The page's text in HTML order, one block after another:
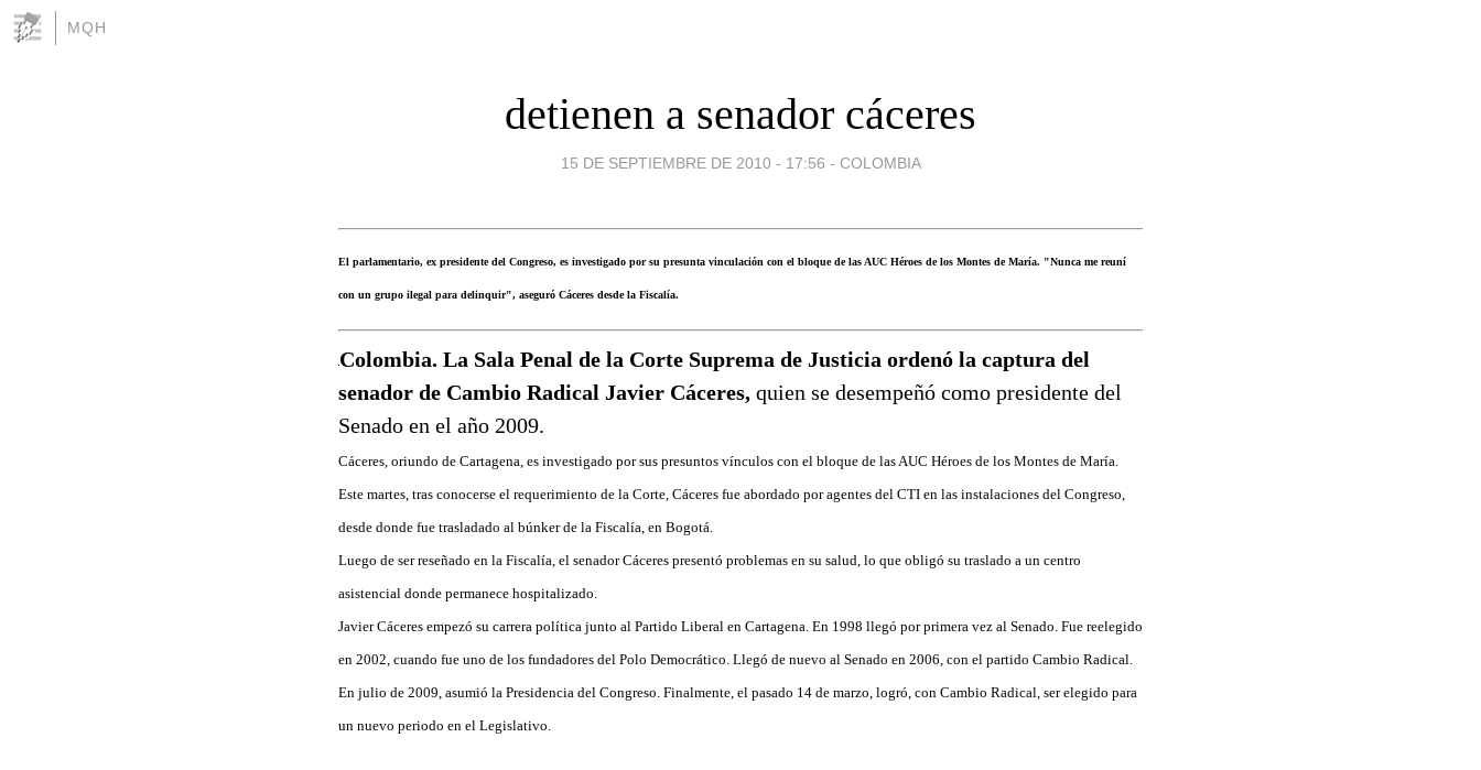
MQH
detienen a senador cáceres
15 DE SEPTIEMBRE DE 2010 - 17:56 - COLOMBIA
El parlamentario, ex presidente del Congreso, es investigado por su presunta vinculación con el bloque de las AUC Héroes de los Montes de María. "Nunca me reuní
con un grupo ilegal para delinquir", aseguró Cáceres desde la Fiscalía.
Colombia. La Sala Penal de la Corte Suprema de Justicia ordenó la captura del
senador de Cambio Radical Javier Cáceres, quien se desempeñó como presidente del
Senado en el año 2009.
Cáceres, oriundo de Cartagena, es investigado por sus presuntos vínculos con el bloque de las AUC Héroes de los Montes de María.
Este martes, tras conocerse el requerimiento de la Corte, Cáceres fue abordado por agentes del CTI en las instalaciones del Congreso,
desde donde fue trasladado al búnker de la Fiscalía, en Bogotá.
Luego de ser reseñado en la Fiscalía, el senador Cáceres presentó problemas en su salud, lo que obligó su traslado a un centro
asistencial donde permanece hospitalizado.
Javier Cáceres empezó su carrera política junto al Partido Liberal en Cartagena. En 1998 llegó por primera vez al Senado. Fue reelegido
en 2002, cuando fue uno de los fundadores del Polo Democrático. Llegó de nuevo al Senado en 2006, con el partido Cambio Radical.
En julio de 2009, asumió la Presidencia del Congreso. Finalmente, el pasado 14 de marzo, logró, con Cambio Radical, ser elegido para
un nuevo periodo en el Legislativo.